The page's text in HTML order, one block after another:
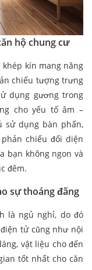
hộ chung cư
kín mang năng
chiếu tượng trưng
dụng gương trong
cho yếu tố âm –
sử dụng bàn phấn,
chiếu đối diện
bạn không ngon và
đêm.
sự thoáng đãng
là ngủ nghỉ, do đó
tử cũng như nội
vật liệu cho đến
tốt nhất cho căn